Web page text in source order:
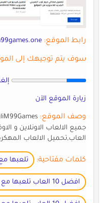
رابط الموقع:
سوف يتم توجيهك إلى الموقع
زيارة الموقع الآن
وصف الموقع:
جميع الالعاب الاونلاين و
العاب,تحميل الالعاب
كلمات مفتاحية: تلعبها
افضل 10 العاب تلعبها مع اصدقائك اون لاين